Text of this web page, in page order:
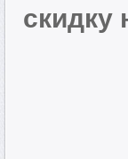
скидку